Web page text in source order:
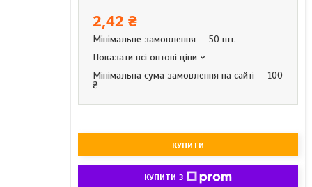
2,42 ₴
Мінімальне замовлення — 50 шт.
Показати всі оптові ціни
Мінімальна сума замовлення на сайті — 100
₴
КУПИТИ
КУПИТИ З